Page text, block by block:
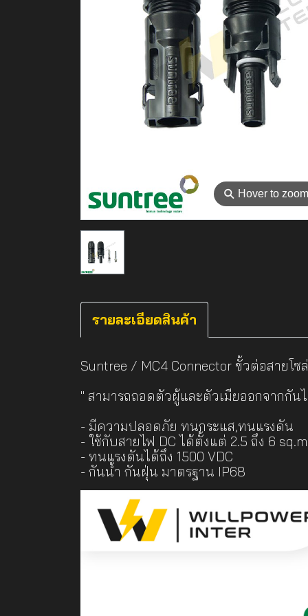
⚲ Hover to zoom
รายละเอียดสินค้า
Suntree / MC4 Connector ขั้วต่อสายโซ
" สามารถถอดตัวผู้และตัวเมียออกจากกัน
- มีความปลอดภัย ทนกระแส,ทนแรงดัน
- ใช้กับสายไฟ DC ได้ตั้งแต่ 2.5 ถึง 6
- ทนแรงดันได้ถึง 1500 VDC
- กันน้ำ กันฝุ่น มาตรฐาน IP68